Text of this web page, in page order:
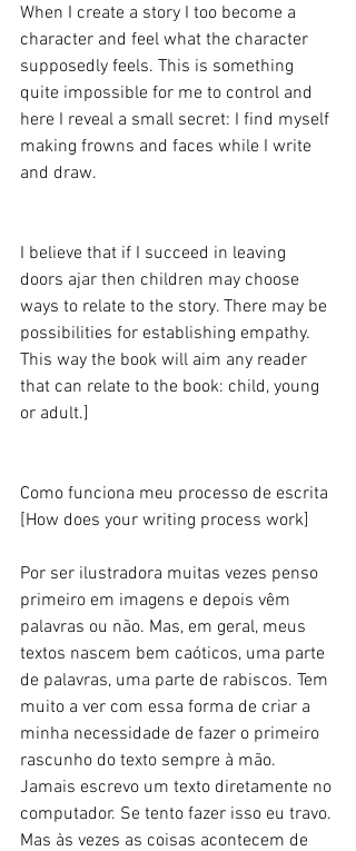
When I create a story I too become a
character and feel what the character
supposedly feels. This is something
quite impossible for me to control and
here I reveal a small secret: I find myself
making frowns and faces while I write
and draw.
I believe that if I succeed in leaving
doors ajar then children may choose
ways to relate to the story. There may be
possibilities for establishing empathy.
This way the book will aim any reader
that can relate to the book: child, young
or adult.]
Como funciona meu processo de escrita
[How does your writing process work]
Por ser ilustradora muitas vezes penso
primeiro em imagens e depois vêm
palavras ou não. Mas, em geral, meus
textos nascem bem caóticos, uma parte
de palavras, uma parte de rabiscos. Tem
muito a ver com essa forma de criar a
minha necessidade de fazer o primeiro
rascunho do texto sempre à mão.
Jamais escrevo um texto diretamente no
computador. Se tento fazer isso eu travo.
Mas às vezes as coisas acontecem de